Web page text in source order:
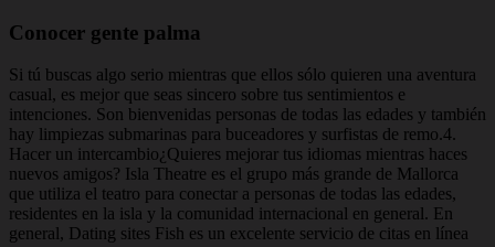
Conocer gente palma
Si tú buscas algo serio mientras que ellos sólo quieren una aventura
casual, es mejor que seas sincero sobre tus sentimientos e
intenciones. Son bienvenidas personas de todas las edades y también
hay limpiezas submarinas para buceadores y surfistas de remo.4.
Hacer un intercambio¿Quieres mejorar tus idiomas mientras haces
nuevos amigos? Isla Theatre es el grupo más grande de Mallorca
que utiliza el teatro para conectar a personas de todas las edades,
residentes en la isla y la comunidad internacional en general. En
general, Dating sites Fish es un excelente servicio de citas en línea